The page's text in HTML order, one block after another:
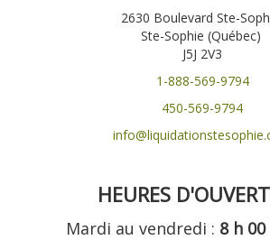
2630 Boulevard Ste-
Ste-Sophie (Québec)
J5J 2V3
1-888-569-9794
450-569-9794
HEURES
Mardi au vendredi : 8 h